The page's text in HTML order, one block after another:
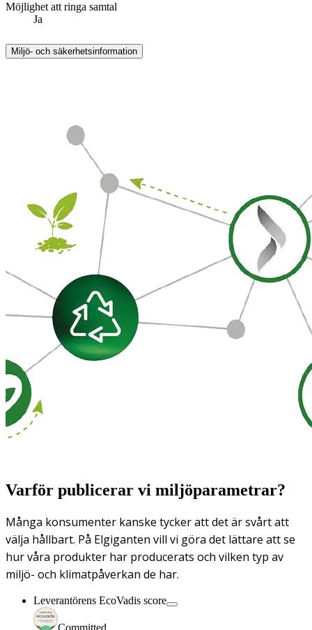
Möjlighet att ringa samtal
Ja
Miljö- och säkerhetsinformation
Varför publicerar vi miljöparametrar?
Många konsumenter kanske tycker att det är svårt att
välja hållbart. På Elgiganten vill vi göra det lättare att se
hur våra produkter har producerats och vilken typ av
miljö- och klimatpåverkan de har.
Leverantörens EcoVadis score
Committed